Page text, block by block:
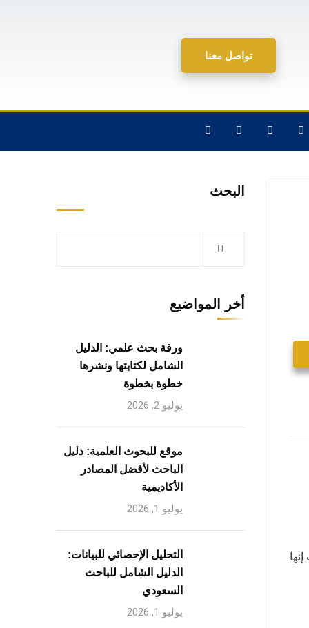
تواصل معنا
البحث
أخر المواضيع
ورقة بحث علمي: الدليل
الشامل لكتابتها ونشرها
خطوة بخطوة
يوليو 2, 2026
موقع للبحوث العلمية: دليل
الباحث لأفضل المصادر
الأكاديمية
يوليو 1, 2026
التحليل الإحصائي للبيانات:
الدليل الشامل للباحث
السعودي
يوليو 1, 2026